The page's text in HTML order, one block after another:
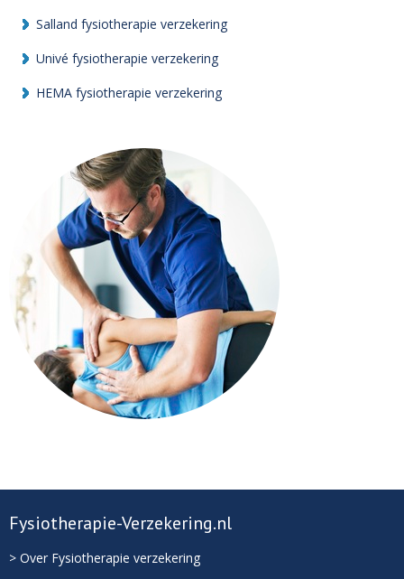
Salland fysiotherapie verzekering
Univé fysiotherapie verzekering
HEMA fysiotherapie verzekering
Fysiotherapie-Verzekering.nl
> Over Fysiotherapie verzekering